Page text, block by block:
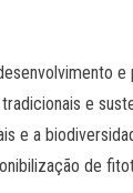
e
e a
de